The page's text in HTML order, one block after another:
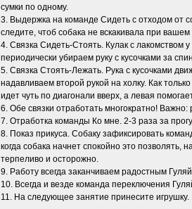
сумки по одному.
3. Выдержка на команде Сидеть с отходом от
следите, чтоб собака не вскакивала при
4. Связка Сидеть-Стоять. Кулак с
периодически убираем руку с кусочками за
5. Связка Стоять-Лежать. Рука с кусочками
надавливаем второй рукой на холку. Как
идет чуть по диагонали вверх, а левая
6. Обе связки отработать многократно! Важно:
7. Отработка команды Ко мне. 2-3 раза за
8. Показ прикуса. Собаку зафиксировать
когда собака начнет спокойно это
терпеливо и осторожно.
9. Работу всегда заканчиваем радостным
10. Всегда и везде команда переключения
11. На следующее занятие принесите